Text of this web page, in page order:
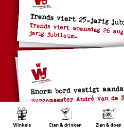
Winkels Eten & drinken Zien & doen
Trends viert 25-jarig
Trends viert woensdag 26
jarig jubileum.
Enorm bord vestigt
Burgemeester André van de
nieuwe Lindewijkborden. Dat
knipoog naar de campagne
gemeente en bedrijfsleven